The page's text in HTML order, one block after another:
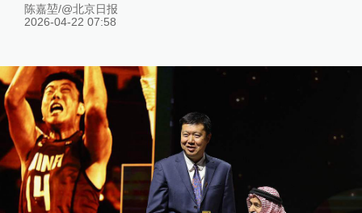
陈嘉堃/@北京日报
2026-04-22 07:58